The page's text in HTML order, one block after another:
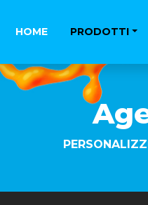
HOME PRODOTTI